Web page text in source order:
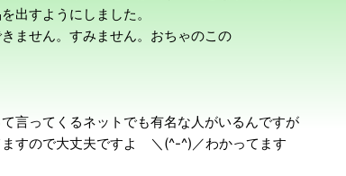
出すようにしました。
ません。すみません。おちゃのこの
ってくるネットでも有名な人がいるんですが
すので大丈夫ですよ ＼(^-^)／わかってます